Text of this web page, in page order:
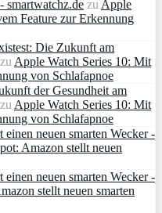
smartwatchz.de zu Apple
Feature zur Erkennung
Die Zukunft am
zu Apple Watch Series 10: Mit
von Schlafapnoe
der Gesundheit am
zu Apple Watch Series 10: Mit
von Schlafapnoe
neuen smarten Wecker -
Amazon stellt neuen
neuen smarten Wecker -
stellt neuen smarten